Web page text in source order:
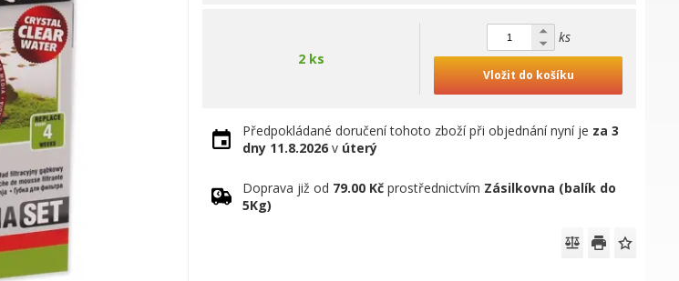
2 ks
ks
Vložit do košíku
Předpokládané doručení tohoto zboží při objednání nyní je za 3
dny 11.8.2026 v úterý
Doprava již od 79.00 Kč prostřednictvím Zásilkovna (balík do
5Kg)